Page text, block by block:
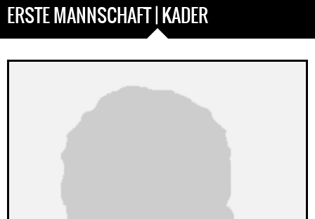
ERSTE MANNSCHAFT | KADER